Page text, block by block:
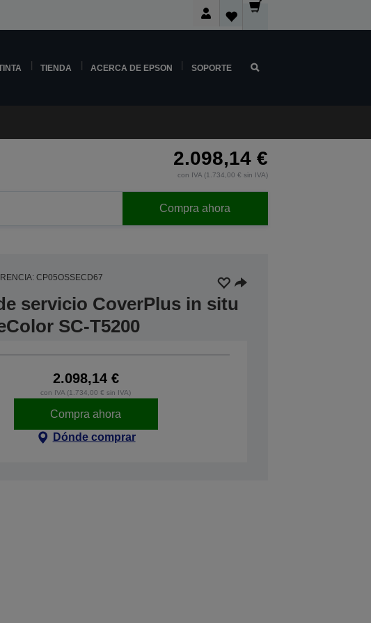
TIENDA ACERCA DE EPSON SOPORTE
2.098,14 €
con IVA (1.734,00 € sin IVA)
Compra ahora
CP05OSSECD67
servicio CoverPlus in situ
SC-T5200
2.098,14 €
con IVA (1.734,00 € sin IVA)
Compra ahora
Dónde comprar